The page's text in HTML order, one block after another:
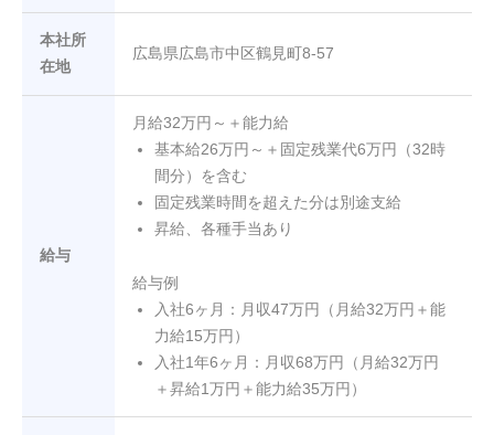
s
n
本社所
在地
広島県広島市中区鶴見町8-57
給与
月給32万円～＋能力給
基本給26万円～＋固定残業代6万円（32時
間分）を含む
固定残業時間を超えた分は別途支給
昇給、各種手当あり
給与例
入社6ヶ月：月収47万円（月給32万円＋能
力給15万円）
入社1年6ヶ月：月収68万円（月給32万円
＋昇給1万円＋能力給35万円）